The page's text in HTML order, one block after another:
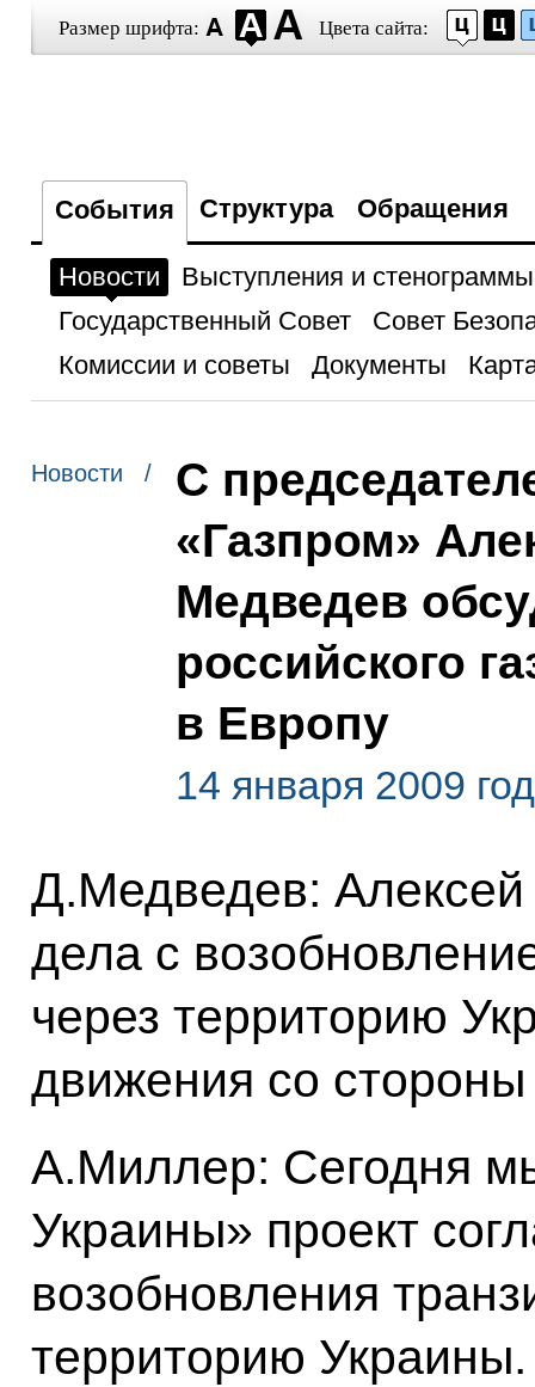
Размер шрифта: Цвета сайта:
События Структура Обращения
Новости
Выступления и стенограммы
Государственный Совет
Совет
Комиссии и советы
Документы
Новости /
С
«Газпром»
Медведев
российского
в Европу
14 января 2009
Д.Медведев: Алексей
дела с
через территорию
движения со
А.Миллер: Сегодня
Украины» проект
возобновления
территорию